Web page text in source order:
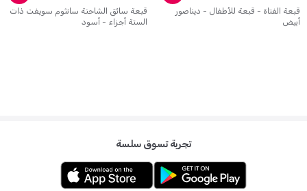
قبعة الفتاة - قبعة للأطفال - ديناصور
أبيض
قبعة سائق الشاحنة سانثوم سويفت ذات
الستة أجزاء - أسود
تجربة تسوق سلسة